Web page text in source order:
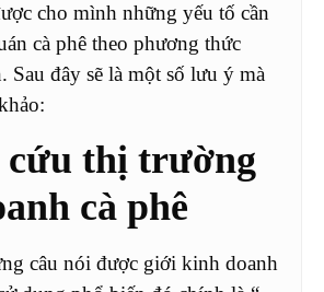
cho mình những yếu tố cần
cà phê theo phương thức
Sau đây sẽ là một số lưu ý mà
cứu thị trường
cà phê
câu nói được giới kinh doanh